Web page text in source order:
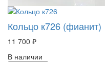
Кольцо к726 (фианит)
11 700 ₽
В наличии